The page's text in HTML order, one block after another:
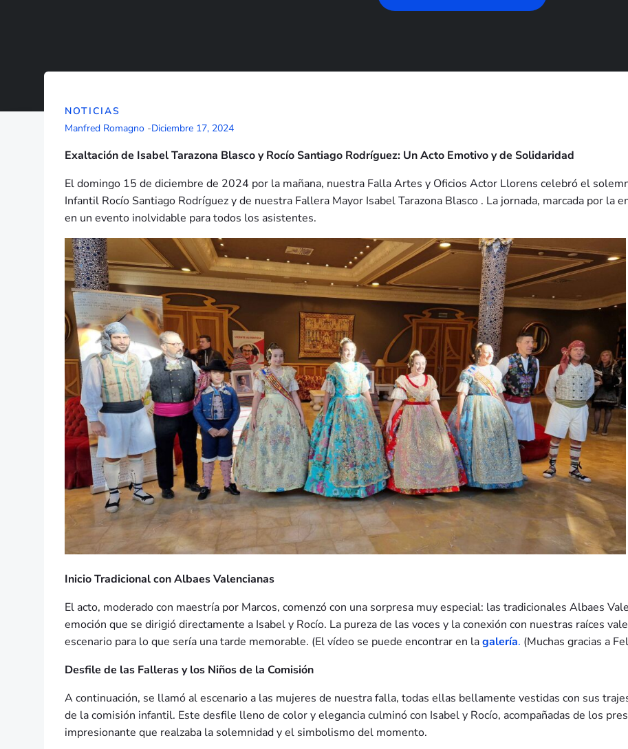
NOTICIAS
Manfred Romagno -Diciembre 17, 2024
Exaltación de Isabel Tarazona Blasco y Rocío Santiago Rodríguez: Un Acto Emotivo y de Solidaridad
El domingo 15 de diciembre de 2024 por la mañana, nuestra Falla Artes y Oficios Actor Llorens celebró el
Infantil Rocío Santiago Rodríguez y de nuestra Fallera Mayor Isabel Tarazona Blasco . La jornada, marcada por la
en un evento inolvidable para todos los asistentes.
Inicio Tradicional con Albaes Valencianas
El acto, moderado con maestría por Marcos, comenzó con una sorpresa muy especial: las tradicionales Albaes
emoción que se dirigió directamente a Isabel y Rocío. La pureza de las voces y la conexión con nuestras raíces
escenario para lo que sería una tarde memorable. (El vídeo se puede encontrar en lagalería. (Muchas gracias a
Desfile de las Falleras y los Niños de la Comisión
A continuación, se llamó al escenario a las mujeres de nuestra falla, todas ellas bellamente vestidas con sus
de la comisión infantil. Este desfile lleno de color y elegancia culminó con Isabel y Rocío, acompañadas de los
impresionante que realzaba la solemnidad y el simbolismo del momento.